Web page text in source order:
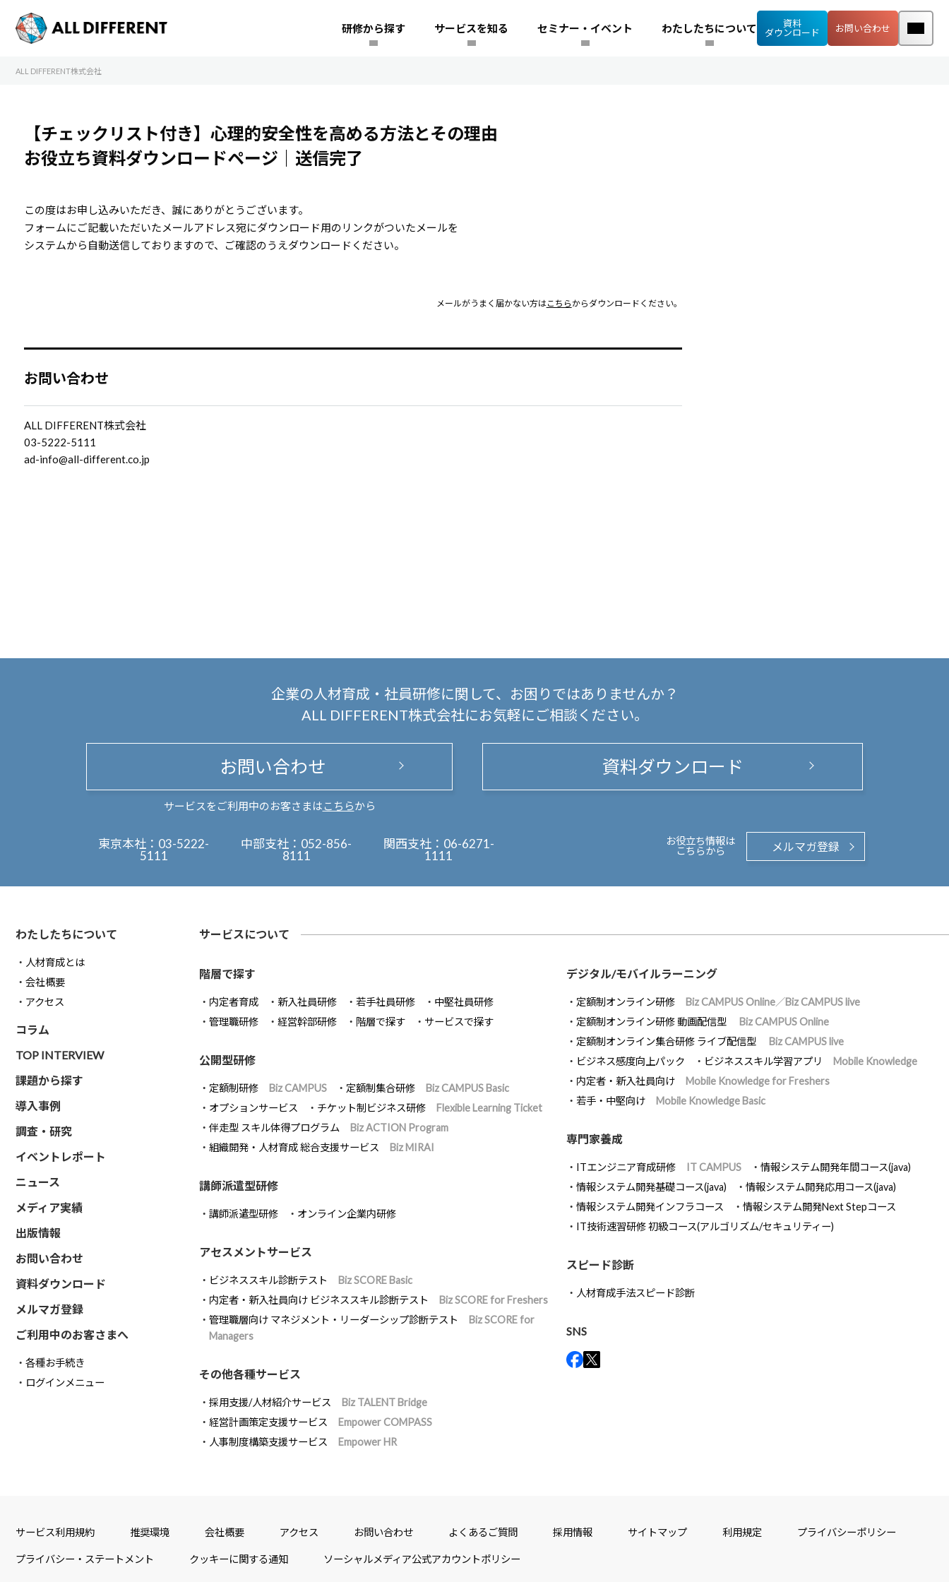
研修から探す サービスを知る セミナー・イベント わたしたちについて
資料
ダウンロード
お問い合わせ
ALL DIFFERENT株式会社
【チェックリスト付き】心理的安全性を高める方法とその理由
お役立ち資料ダウンロードページ｜送信完了
この度はお申し込みいただき、誠にありがとうございます。
フォームにご記載いただいたメールアドレス宛にダウンロード用のリンクがついたメールを
システムから自動送信しておりますので、ご確認のうえダウンロードください。
メールがうまく届かない方はこちら からダウンロードください。
お問い合わせ
ALL DIFFERENT株式会社
03-5222-5111
ad-info@all-different.co.jp
企業の人材育成・社員研修に関して、
お困りではありませんか？
ALL DIFFERENT株式会社にお気軽にご相談ください。
お問い合わせ
サービスをご利用中のお客さまは こちらから
資料ダウンロード
東京本社： 03-5222-
5111
中部支社： 052-856-
8111
関西支社： 06-6271-
1111
お役立ち情報は
こちらから
メルマガ登録
わたしたちについて
人材育成とは
会社概要
アクセス
コラム
TOP INTERVIEW
課題から探す
導入事例
調査・研究
イベントレポート
ニュース
メディア実績
出版情報
お問い合わせ
資料ダウンロード
メルマガ登録
ご利用中のお客さまへ
各種お手続き
ログインメニュー
サービスについて
階層で探す
内定者育成 新入社員研修 若手社員研修
中堅社員研修
管理職研修
経営幹部研修 階層で探す サービスで探す
公開型研修
定額制研修 Biz CAMPUS 定額制集合研修
Biz CAMPUS Basic
オプションサービス
チケット制ビジネス研修
Flexible Learning Ticket
伴走型 スキル体得プログラム
Biz ACTION Program
組織開発・人材育成 総合支援サービス
Biz MIRAI
講師派遣型研修
講師派遣型研修 オンライン企業内研修
アセスメントサービス
ビジネススキル診断テスト
Biz SCORE Basic
内定者・新入社員向け ビジネススキル診断テスト
Biz SCORE for Freshers
管理職層向け マネジメント・リーダーシップ診断テスト
Biz SCORE for
Managers
その他各種サービス
採用支援/人材紹介サービス
Biz TALENT Bridge
経営計画策定支援サービス
Empower COMPASS
人事制度構築支援サービス
Empower HR
デジタル/モバイルラーニング
定額制オンライン研修
Biz CAMPUS Online／Biz CAMPUS live
定額制オンライン研修 動画配信型
Biz CAMPUS Online
定額制オンライン集合研修 ライブ配信型
Biz CAMPUS live
ビジネス感度向上パック
ビジネススキル学習アプリ
Mobile Knowledge
内定者・新入社員向け
Mobile Knowledge for Freshers
若手・中堅向け
Mobile Knowledge Basic
専門家養成
ITエンジニア育成研修 IT CAMPUS
情報システム開発年間コース(java)
情報システム開発基礎コース(java)
情報システム開発応用コース(java)
情報システム開発インフラコース
情報システム開発Next Stepコース
IT技術速習研修 初級コース(アルゴリズム/セキュリティー)
スピード診断
人材育成手法スピード診断
SNS
サービス利用規約 推奨環境 会社概要 アクセス お問い合わせ よくあるご質問 採用情報 サイトマップ 利用規定 プライバシーポリシー
プライバシー・ステートメント クッキーに関する通知 ソーシャルメディア公式アカウントポリシー